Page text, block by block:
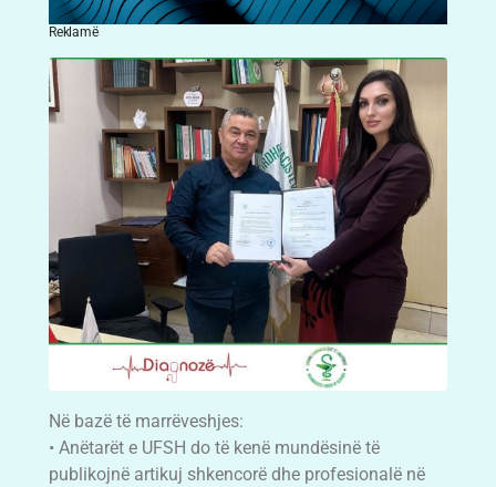
Reklamë
Në bazë të marrëveshjes:
• Anëtarët e UFSH do të kenë mundësinë të
publikojnë artikuj shkencorë dhe profesionalë në